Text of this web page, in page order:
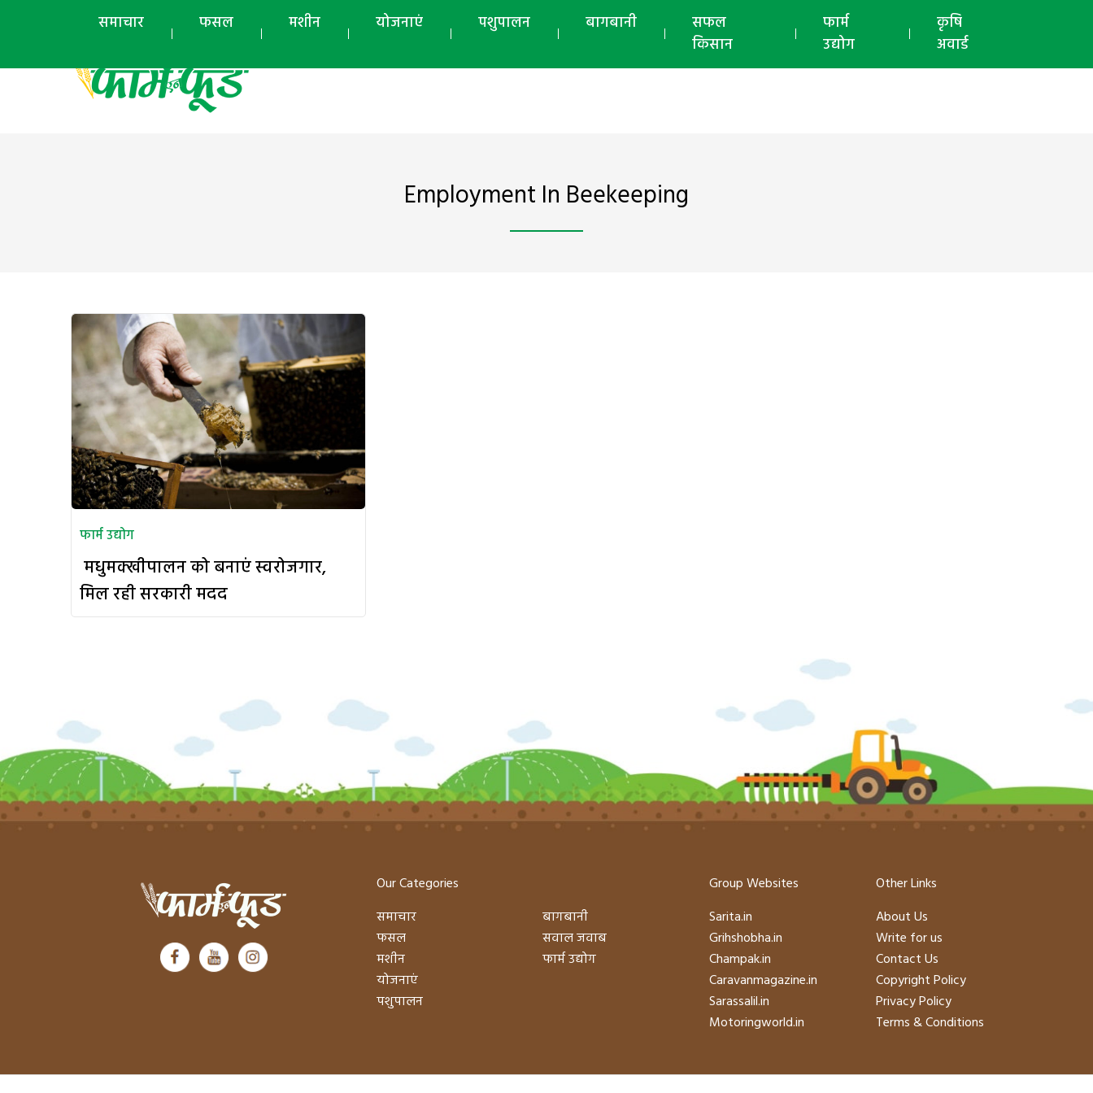
समाचार फसल मशीन योजनाएं पशुपालन बागबानी
सफल
किसान
फार्म
उद्योग
कृषि
अवार्ड
Employment In Beekeeping
फार्म उद्योग
मधुमक्खीपालन को बनाएं स्वरोजगार,
मिल रही सरकारी मदद
Our Categories
समाचार
फसल
मशीन
योजनाएं
पशुपालन
बागबानी
सवाल जवाब
फार्म उद्योग
Group Websites
Sarita.in
Grihshobha.in
Champak.in
Caravanmagazine.in
Sarassalil.in
Motoringworld.in
Other Links
About Us
Write for us
Contact Us
Copyright Policy
Privacy Policy
Terms & Conditions